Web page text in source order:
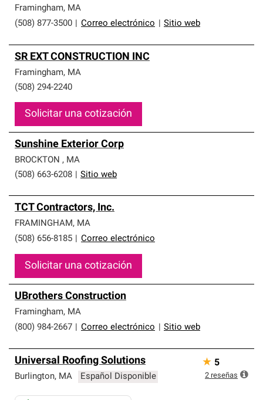
Framingham, MA
(508) 877-3500
Correo electrónico Sitio web
SR EXT CONSTRUCTION INC
Framingham, MA
(508) 294-2240
Solicitar una cotización
Sunshine Exterior Corp
BROCKTON , MA
(508) 663-6208
Sitio web
TCT Contractors, Inc.
FRAMINGHAM, MA
(508) 656-8185
Correo electrónico
Solicitar una cotización
UBrothers Construction
Framingham, MA
(800) 984-2667
Correo electrónico Sitio web
Universal Roofing Solutions
Burlington, MA Español Disponible
★ 5
2 reseñas